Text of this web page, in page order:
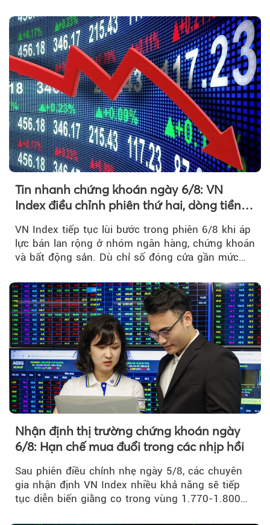
Tin nhanh chứng khoán ngày 6/8: VN
Index điều chỉnh phiên thứ hai, dòng tiền
VN Index tiếp tục lùi bước trong phiên 6/8 khi áp
lực bán lan rộng ở nhóm ngân hàng, chứng khoán
và bất động sản. Dù chỉ số đóng cửa gần mức
Nhận định thị trường chứng khoán ngày
6/8: Hạn chế mua đuổi trong các nhịp hồi
Sau phiên điều chỉnh nhẹ ngày 5/8, các chuyên
gia nhận định VN Index nhiều khả năng sẽ tiếp
tục diễn biến giằng co trong vùng 1.770-1.800